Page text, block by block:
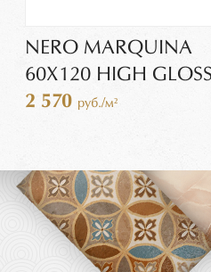
NERO MARQUINA
60Х120 HIGH
2 570 руб./м²